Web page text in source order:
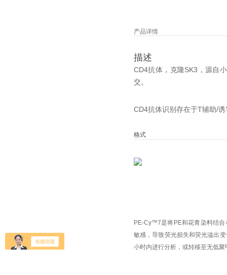
产品详情
描述
CD4抗体，克隆SK3，源自
交。
CD4抗体识别存在于T辅助/
格式
PE-Cy™7是将PE和花青染料结
敏感，导致荧光损失和荧光溢出
小时内进行分析，或转移至无低